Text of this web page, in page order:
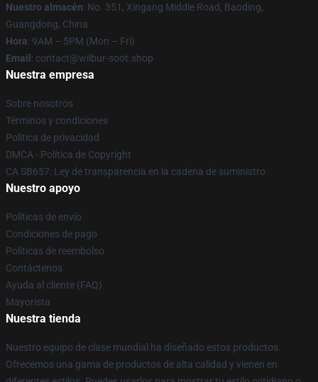
Nuestro almacén: No. 351, Xingang Middle Road, Baoding,
Guangdong, China
Hora: 9AM – 5PM (Mon – Fri)
Email : contact@wilbur-soot.shop
Nuestra empresa
Sobre nosotros
Términos y condiciones
Política de privacidad
DMCA - Política de Copyright
CA SB657: Ley de transparencia en la cadena de suministro
Nuestro apoyo
Políticas de envío
Condiciones de pago
Políticas de reembolso
Contáctenos
Ayuda al cliente (FAQ)
Mayorista
Nuestra tienda
Nuestro equipo de clase mundial ha diseñado estos productos.
Ofrecemos una gama de productos de alta calidad y vienen en